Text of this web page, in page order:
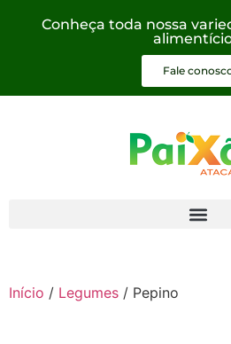
Conheça toda nossa
Fale
Início / Legumes / Pepino